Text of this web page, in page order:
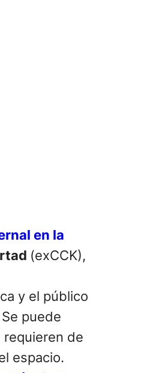
en la
(exCCK),
y el público
puede
requieren de
espacio.